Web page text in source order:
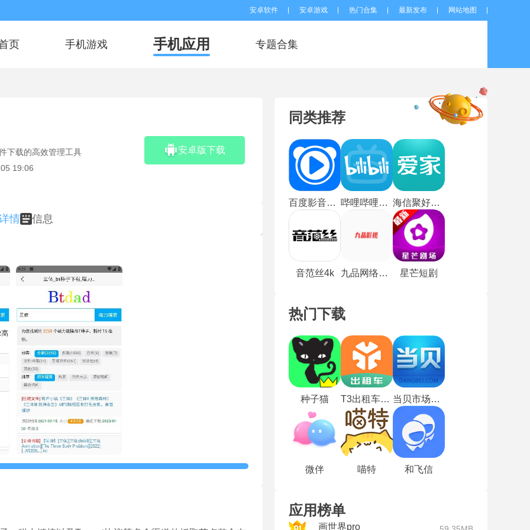
安卓软件 安卓游戏 热门合集 最新发布 网站地图
页 手机游戏 手机应用 专题合集
下载的高效管理工具
19:06
安卓版下载
情 信息
同类推荐
百度影音播放器旧版 哔哩哔哩蓝色概念版 海信聚好看电视版
音范丝4k 九品网络电视 星芒短剧
热门下载
种子猫 T3出租车司机版 当贝市场TV版
微伴 喵特 和飞信
应用榜单
画世界pro